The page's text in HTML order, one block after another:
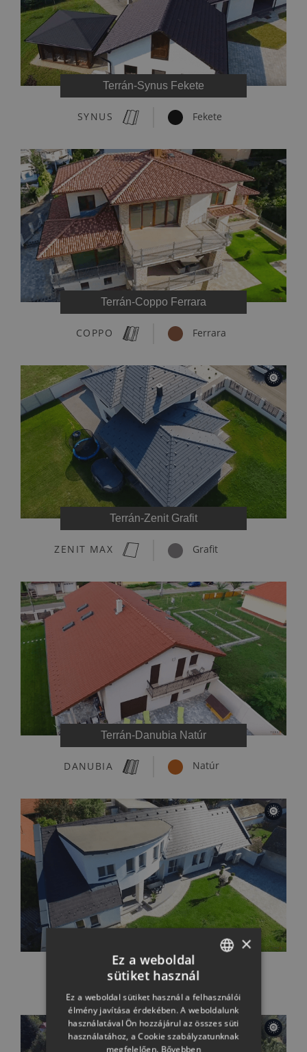
Terrán-Synus Fekete
SYNUS Fekete
Terrán-Coppo Ferrara
COPPO Ferrara
Terrán-Zenit Grafit
ZENIT MAX Grafit
Terrán-Danubia Natúr
DANUBIA Natúr
ZENIT MAX Carbon
HUNGARIAN
SLOVAK
GERMAN
×
Ez a weboldal
sütiket használ
Ez a weboldal sütiket használ a felhasználói
élmény javítása érdekében. A weboldalunk
használatával Ön hozzájárul az összes süti
használatához, a Cookie szabályzatunknak
megfelelően. Bővebben